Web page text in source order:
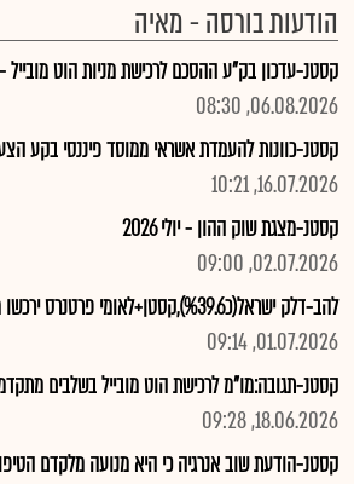
הודעות בורסה - מאיה
קסטנ-עדכון בק"ע ההסכם לרכישת מניות הוט
06.08.2026, 08:30
קסטנ-כוונות להעמדת אשראי ממוסד פיננסי בקע
16.07.2026, 10:21
קסטנ-מצגת שוק ההון - יולי 2026
02.07.2026, 09:00
להב-דלק ישראל(כ%39.6),קסטן+לאומי פרטנרס ירכשו מנ' הוט מובייל..
01.07.2026, 09:14
קסטנ-תגובה:מו"מ לרכישת הוט מובייל בשלבים
18.06.2026, 09:28
קסטנ-הודעת שוב אנרגיה כי היא מנועה מלקדם